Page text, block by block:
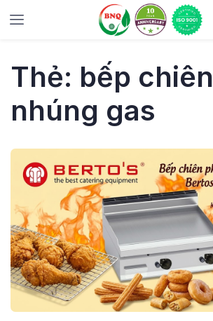
Thẻ: bếp chiên
nhúng gas